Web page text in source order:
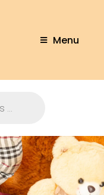
Menu